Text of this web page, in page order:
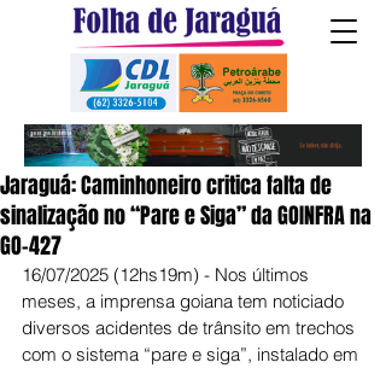
Jaraguá: Caminhoneiro critica falta de
sinalização no “Pare e Siga” da GOINFRA na
GO-427
16/07/2025 (12hs19m) - Nos últimos
meses, a imprensa goiana tem noticiado
diversos acidentes de trânsito em trechos
com o sistema “pare e siga”, instalado em